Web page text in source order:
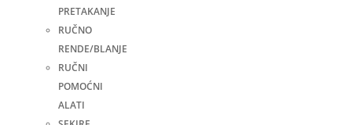
PRETAKANJE
RUČNO
RENDE/BLANJE
RUČNI
POMOĆNI
ALATI